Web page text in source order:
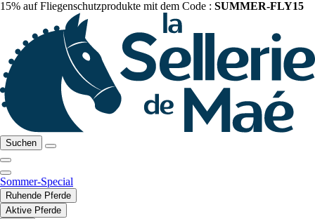
15% auf Fliegenschutzprodukte mit dem Code : SUMMER-FLY15
Suchen
Sommer-Special
Ruhende Pferde
Aktive Pferde